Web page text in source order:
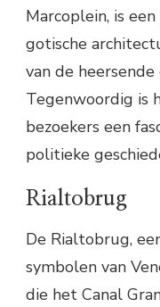
Marcoplein, is
gotische
van de
Tegenwoordig is
bezoekers een
politieke
Rialtobrug
De Rialtobrug,
symbolen van
die het Canal